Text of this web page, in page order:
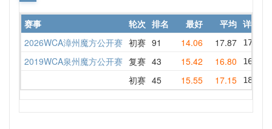
赛事 轮次 排名 最好 平均 详情
2026WCA漳州魔方公开赛 初赛 91 14.06 17.87
2019WCA泉州魔方公开赛 复赛 43 15.42 16.80
初赛 45 15.55 17.15